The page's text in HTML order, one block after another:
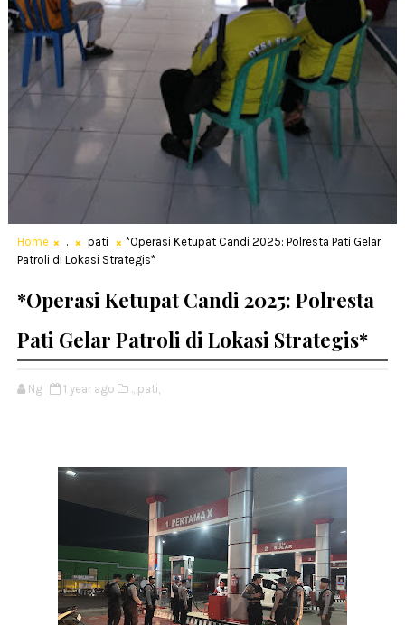
Home . pati
*Operasi Ketupat Candi 2025: Polresta Pati Gelar
Patroli di Lokasi Strategis*
*Operasi Ketupat Candi 2025: Polresta
Pati Gelar Patroli di Lokasi Strategis*
Ng 1 year ago ., pati,